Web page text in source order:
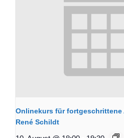
Onlinekurs für fortgeschrittene
René Schildt